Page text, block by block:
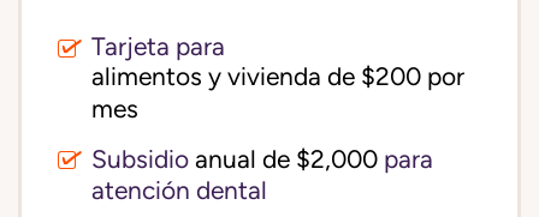
Tarjeta para
alimentos y vivienda de $200 por
mes
Subsidio anual de $2,000 para
atención dental